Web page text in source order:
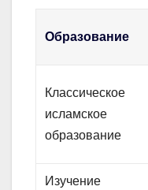
Образование
Классическое
исламское
образование
Изучение